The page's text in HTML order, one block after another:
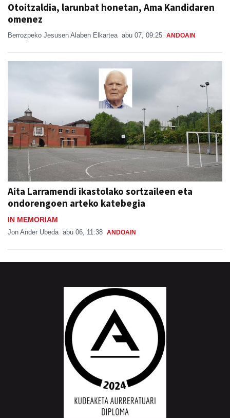
Otoitzaldia, larunbat honetan, Ama Kandidaren
omenez
Berrozpeko Jesusen Alaben Elkartea abu 07, 09:25 ANDOAIN
Aita Larramendi ikastolako sortzaileen eta
ondorengoen arteko katebegia
IN MEMORIAM
Jon Ander Ubeda abu 06, 11:38 ANDOAIN